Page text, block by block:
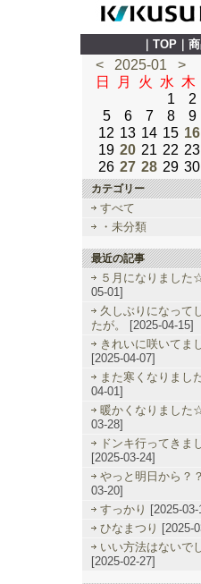
TOP
< 2025-01
>
日
月 火 水 木
1
2
5
6 7 8 9
12 13 14 15 16
19 20 21 22 23
26 27 28 29 30
カテゴリー
すべて
・未分類
最近の記事
５月になりました
05-01]
久しぶりになって
たが。
[2025-04-15]
きれいに咲いてま
[2025-04-07]
また寒くなりまし
04-01]
暖かくなりました
03-28]
ドンキ行ってきま
[2025-03-24]
やっと明日から？？
03-20]
すっかり [2025-03-
ひなまつり [2025-
いい方法はないで
[2025-02-27]